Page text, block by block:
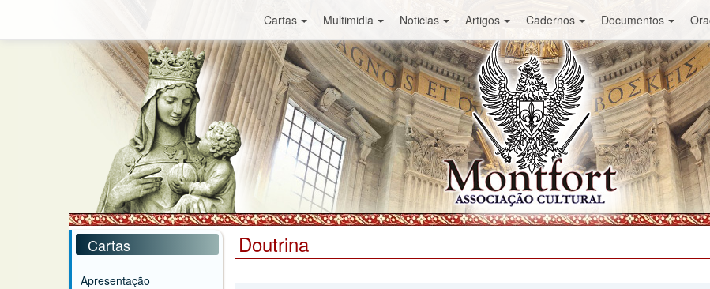
Cartas Multimidia Noticias Artigos Cadernos Documentos
Cartas
Apresentação
Doutrina